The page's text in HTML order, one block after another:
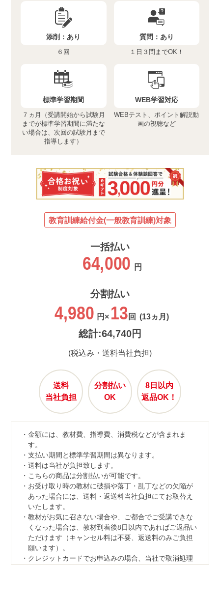
添削： あり
６回
質問： あり
１日３問までOK！
標準学習期間
７ヵ月（受講開始から試験月
までが標準学習期間に満たな
い場合は、次回の試験月まで
指導します）
WEB学習対応
WEBテスト、ポイント解説動
画の視聴など
教育訓練給付金(一般教育訓練)対象
一括払い
64,000 円
分割払い
4,980 円× 13 回 (13ヵ月)
総計:64,740円
(税込み・送料当社負担)
送料
当社負担
分割払い
OK
8日以内
返品OK！
金額には、教材費、指導費、消費税などが含まれま
す。
支払い期間と標準学習期間は異なります。
送料は当社が負担致します。
こちらの商品は分割払いが可能です。
お受け取り時の教材に破損や落丁・乱丁などの欠陥が
あった場合には、送料・返送料当社負担にてお取替え
いたします。
教材がお気に召さない場合や、ご都合でご受講できな
くなった場合は、教材到着後8日以内であればご返品い
ただけます（キャンセル料は不要、返送料のみご負担
願います）。
クレジットカードでお申込みの場合、当社で取消処理